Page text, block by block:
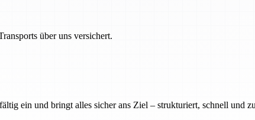
über uns versichert.
ein und bringt alles sicher ans Ziel – strukturiert, schnell und